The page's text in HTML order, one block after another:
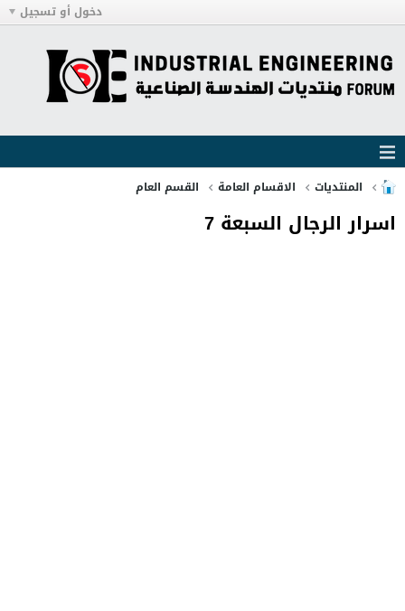
دخول أو تسجيل
المنتديات الاقسام العامة القسم العام
اسرار الرجال السبعة 7